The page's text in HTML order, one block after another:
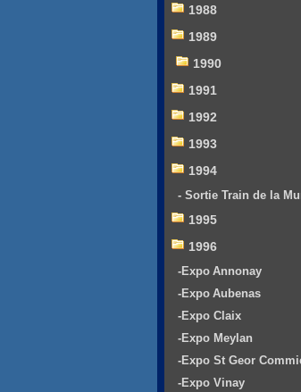
1988
1989
1990
1991
1992
1993
1994
- Sortie Train de la
1995
1996
-Expo Annonay
-Expo Aubenas
-Expo Claix
-Expo Meylan
-Expo St Geor
-Expo Vinay